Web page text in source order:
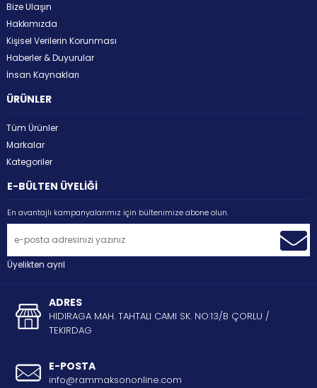
Bize Ulaşın
Hakkımızda
Kişisel Verilerin Korunması
Haberler & Duyurular
İnsan Kaynakları
ÜRÜNLER
Tüm Ürünler
Markalar
Kategoriler
E-BÜLTEN ÜYELİĞİ
En avantajlı kampanyalarımız için bültenimize abone olun.
Üyelikten ayrıl
ADRES
HIDIRAGA MAH. TAHTALI CAMI SK. NO:13/B ÇORLU /
TEKIRDAG
E-POSTA
info@rammaksononline.com